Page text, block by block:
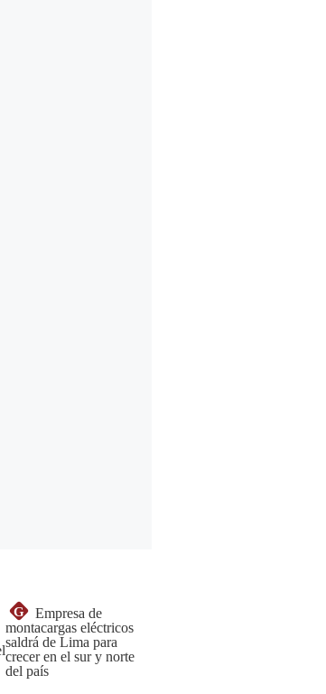
G
Empresa de
montacargas eléctricos
saldrá de Lima para
crecer en el sur y norte
del país